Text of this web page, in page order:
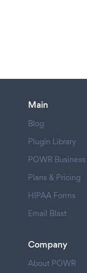
Main
Blog
Plugin Library
POWR Business
Plans & Pricing
HIPAA Forms
Email Blast
Company
About POWR